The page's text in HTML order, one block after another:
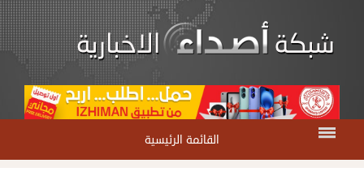
القائمة الرئيسية